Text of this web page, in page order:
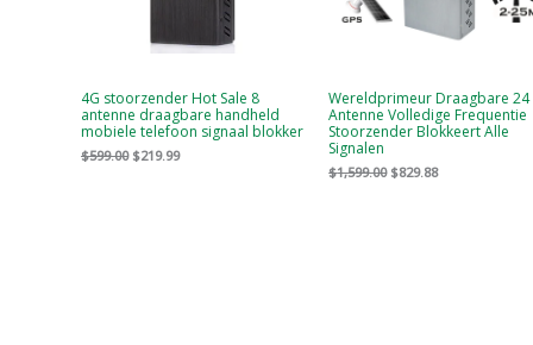
4G stoorzender Hot Sale 8
antenne draagbare handheld
mobiele telefoon signaal blokker
$599.00 $219.99
Wereldprimeur Draagbare 24
Antenne Volledige Frequentie
Stoorzender Blokkeert Alle
Signalen
$1,599.00 $829.88